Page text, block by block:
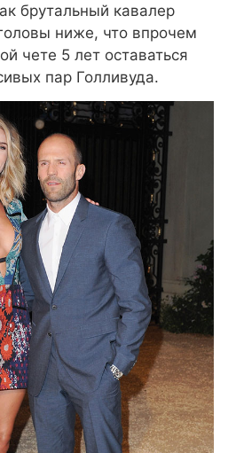
брутальный кавалер
ниже, что впрочем
чете 5 лет оставаться
пар Голливуда.